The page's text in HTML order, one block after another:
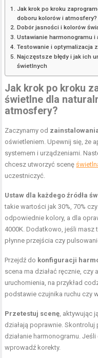
Jak krok po kroku
doboru kolorów i atmosfery?
Dobór jasności i kolorów
Ustawianie harmonogramu
Testowanie i optymalizacja
Najczęstsze błędy i jak ich
świetlnych
Jak krok po kroku
świetlne dla
atmosfery?
Zaczynamy od
oświetleniem. Upewnij się, że
systemem i urządzeniami.
chcesz utworzyć scenę
uczestniczyć.
Ustaw dla każdego źródła
takie wartości jak 30%, 70%
odpowiednie kolory, a dla
4000K. Dodatkowo, jeśli
płynne przejścia czy
Przejdź do konfiguracji
scena ma działać ręcznie, czy
uruchomienia, na przykład
podstawie czujnika ruchu czy
Przetestuj scenę , aktywując
działają poprawnie.
działanie harmonogramu.
wprowadź korekty.